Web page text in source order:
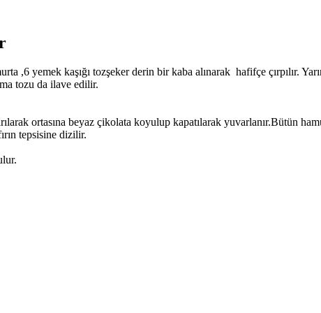
yemek kaşığı tozşeker derin bir kaba alınarak hafifçe çırpılır.
tozu da ilave edilir.
ortasına beyaz çikolata koyulup kapatılarak yuvarlanır.Bütün
tepsisine dizilir.